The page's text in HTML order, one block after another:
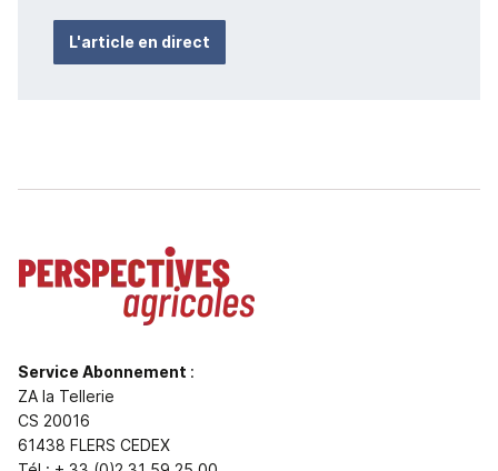
L'article en direct
Service Abonnement :
ZA la Tellerie
CS 20016
61438 FLERS CEDEX